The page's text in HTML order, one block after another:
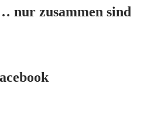
nur zusammen sind